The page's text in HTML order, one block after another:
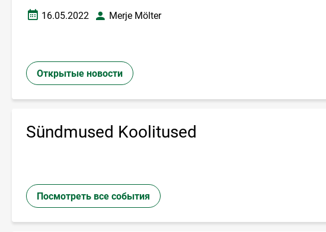
Дата создания
16.05.2022 АвторMerje Mölter
Открытые новости
Sündmused Koolitused
Посмотреть все события